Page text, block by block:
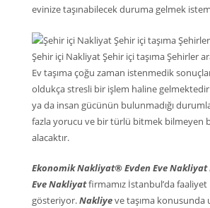
evinize taşınabilecek duruma gelmek
Şehir içi Nakliyat Şehir içi taşıma Şehirler
Ev taşıma çoğu zaman istenmedik
oldukça stresli bir işlem haline
ya da insan gücünün bulunmadığı
fazla yorucu ve bir türlü bitmek bilmeyen
alacaktır.
Ekonomik Nakliyat® Evden Eve Nakliyat
Eve Nakliyatfirmamız İstanbul’da faaliyet
gösteriyor.Nakliyeve taşıma konusunda